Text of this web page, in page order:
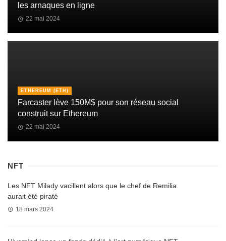
les arnaques en ligne
22 mai 2024
ETHEREUM (ETH)
Farcaster lève 150M$ pour son réseau social
construit sur Ethereum
22 mai 2024
NFT
Les NFT Milady vacillent alors que le chef de Remilia
aurait été piraté
18 mars 2024